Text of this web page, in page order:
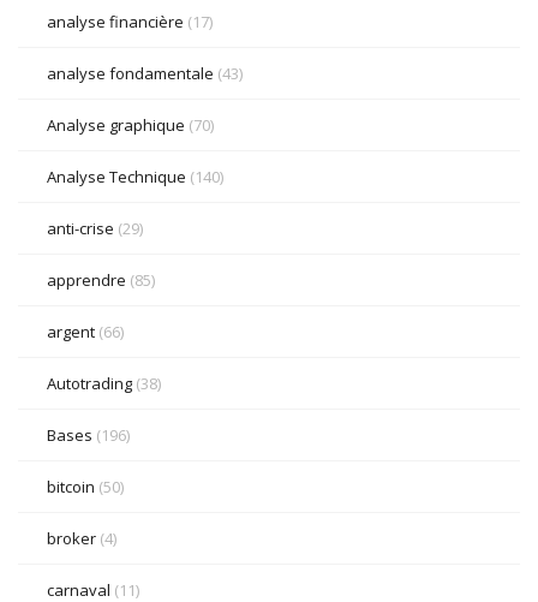
analyse financière (17)
analyse fondamentale (43)
Analyse graphique (70)
Analyse Technique (140)
anti-crise (29)
apprendre (85)
argent (66)
Autotrading (38)
Bases (196)
bitcoin (50)
broker (4)
carnaval (11)